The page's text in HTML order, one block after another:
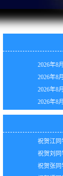
2026年8
2026年8
2026年8
2026年8
2026年
2026年8
2026年8
2026年8
2026年8
祝贺王同
祝贺代
祝贺江同
祝贺刘
祝贺张
祝贺谭